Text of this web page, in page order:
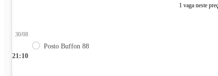
1 vaga neste
21:10
30/08
Posto Buffon 88